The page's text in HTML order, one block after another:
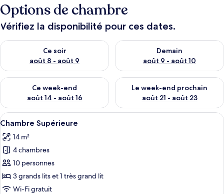
Options de chambre
Vérifiez la disponibilité pour ces dates.
Ce soir
août 8 - août 9
Vérifier la disponibilité pour ce soir août 8 - août 9
Demain
août 9 - août 10
Vérifier la disponibilité pour
Ce week-end
août 14 - août 16
Vérifier la disponibilité pour ce week-end août 14 - août 16
Le week-end prochain
août 21 - août 23
Vérifier la disponibilité pour
Afficher
toutes
les
photos
pour
ce
type
Une chambre d’hôtel avec un lit en
1
Chambre Supérieure
14 m²
4 chambres
10 personnes
3 grands lits et 1 très grand lit
Wi-Fi gratuit